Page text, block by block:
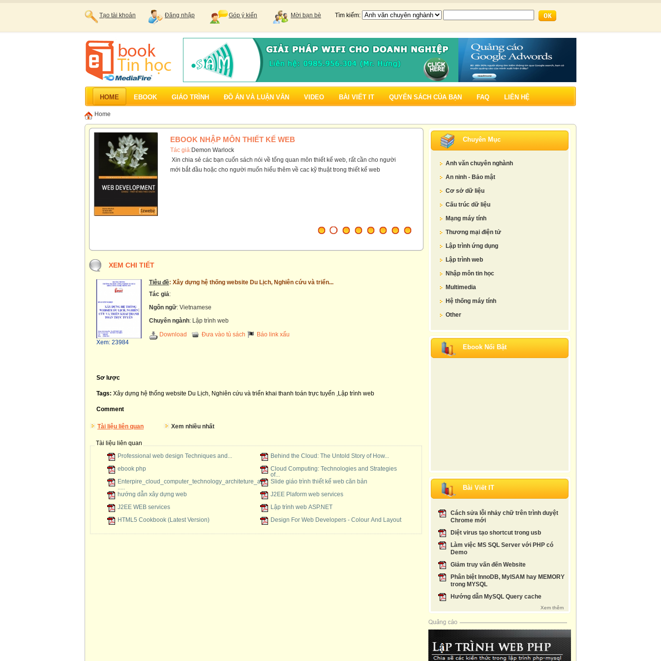
Tạo tài khoản Đăng nhập Góp ý kiến Mời bạn bè Tìm kiếm:
HOME EBOOK GIÁO TRÌNH ĐỒ ÁN VÀ LUẬN VĂN VIDEO BÀI VIẾT IT QUYỂN SÁCH CỦA BẠN FAQ LIÊN HỆ
Home
EBOOK NHẬP MÔN THIẾT KẾ WEB
Tác giả:Demon Warlock
Xin chia sẻ các bạn cuốn sách nói về tổng quan môn thiết kế web, rất cần cho người
mới bắt đầu hoặc cho người muốn hiểu thêm về cac kỹ thuật trong thiết kế web
XEM CHI TIẾT
Xem: 23984
Tiêu đề: Xây dựng hệ thống website Du Lịch, Nghiên cứu và triển...
Tác giả:
Ngôn ngữ: Vietnamese
Chuyên ngành: Lập trình web
Download
Đưa vào tủ sách Báo link xấu
Sơ lược
Tags: Xây dựng hệ thống website Du Lịch, Nghiên cứu và triển khai thanh toán trực tuyến ,Lập trình web
Comment
Tài liệu liên quan Xem nhiều nhất
Tài liệu liên quan
Professional web design Techniques and...
Behind the Cloud: The Untold Story of How...
ebook php
Cloud Computing: Technologies and Strategies
of...
Enterpire_cloud_computer_technology_architeture_ap
.....
Slide giáo trình thiết kế web căn bản
hướng dẫn xây dựng web
J2EE Plaform web services
J2EE WEB services
Lập trình web ASP.NET
HTML5 Cookbook (Latest Version)
Design For Web Developers - Colour And Layout
Behind the Cloud: The Untold Story of How...
Cloud Computing: Technologies and Strategies
of...
.....
hướng dẫn xây dựng web
Chuyên Mục
Anh văn chuyên nghành
An ninh - Bảo mật
Cơ sở dữ liệu
Cấu trúc dữ liệu
Mạng máy tính
Thương mại điện tử
Lập trình ứng dụng
Lập trình web
Nhập môn tin học
Multimedia
Hệ thống máy tính
Other
Ebook Nổi Bật
Bài Viết IT
Cách sửa lỗi nhảy chữ trên trình duyệt
Chrome mới
Diệt virus tạo shortcut trong usb
Làm việc MS SQL Server với PHP có
Demo
Giảm truy vấn đến Website
Phân biệt InnoDB, MyISAM hay MEMORY
trong MYSQL
Hướng dẫn MySQL Query cache
Xem thêm